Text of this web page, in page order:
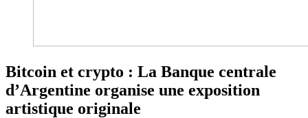
Bitcoin et crypto : La Banque centrale
d’Argentine organise une exposition
artistique originale